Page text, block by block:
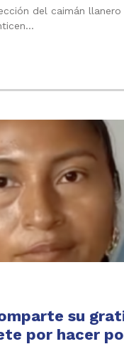
del caimán llanero
su
por hacer